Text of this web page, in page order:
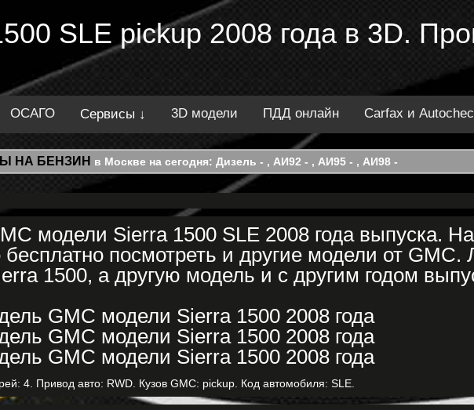
SLE pickup 2008 года в 3D.
ОСАГО Сервисы ↓ 3D модели ПДД онлайн Carfax и
НА БЕНЗИН в Москве на сегодня: Дизель - , АИ92 - , АИ95 - , АИ98 -
модели Sierra 1500 SLE 2008 года выпуска.
посмотреть и другие модели от
1500, а другую модель и с другим годом
4. Привод авто: RWD. Кузов GMC: pickup. Код автомобиля: SLE.